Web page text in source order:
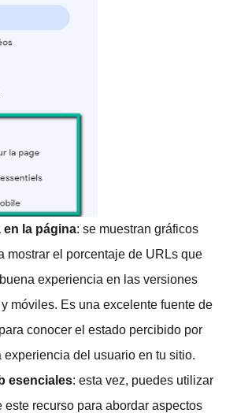
en la página: se muestran gráficos
mostrar el porcentaje de URLs que
experiencia en las versiones
móviles. Es una excelente fuente de
conocer el estado percibido por
experiencia del usuario en tu sitio.
esenciales: esta vez, puedes utilizar
este recurso para abordar aspectos